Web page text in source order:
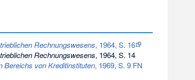
Rechnungswesens, 1964, S. 16
Rechnungswesens, 1964, S. 14
Bereichs von Kreditinstituten, 1969, S. 9 FN